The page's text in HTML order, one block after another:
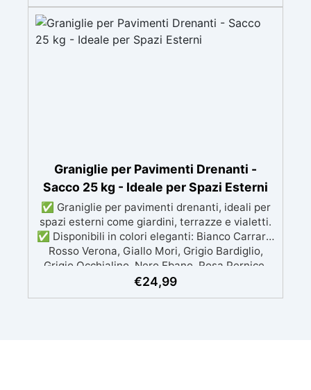
Progetti Artistici: Perfetto per opere d'arte,
decorazioni d'interni e creazioni artigianali. ✅
Trasforma le Tue Creazioni: Aggiungi un tocco
Graniglie per Pavimenti Drenanti -
Sacco 25 kg - Ideale per Spazi Esterni
✅ Graniglie per pavimenti drenanti, ideali per
spazi esterni come giardini, terrazze e vialetti.
✅ Disponibili in colori eleganti: Bianco Carrara,
Rosso Verona, Giallo Mori, Grigio Bardiglio,
Grigio Occhialino, Nero Ebano, Rosa Pernice,
Beige Botticino ✅ Facili da applicare: al
€24,99